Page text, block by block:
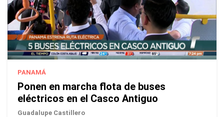
PANAMÁ
Ponen en marcha flota de buses
eléctricos en el Casco Antiguo
Guadalupe Castillero